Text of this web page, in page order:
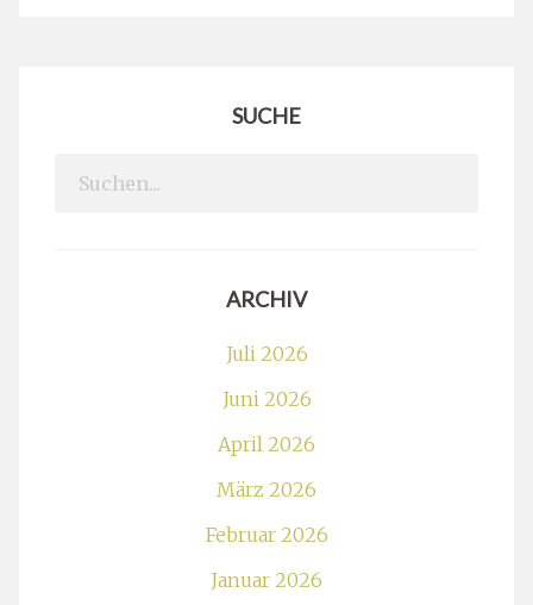
SUCHE
Search
ARCHIV
Juli 2026
Juni 2026
April 2026
März 2026
Februar 2026
Januar 2026